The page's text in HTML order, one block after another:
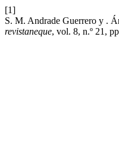
[1]
S. M. Andrade Guerrero y .
revistaneque, vol. 8, n.º 21,